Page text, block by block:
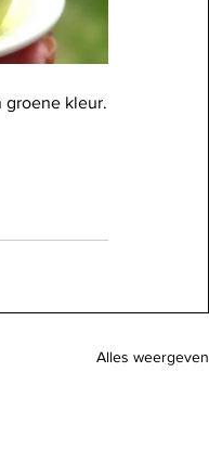
groene kleur.
Alles weergeven